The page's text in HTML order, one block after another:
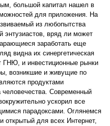
большой капитал нашел в
для приложения. На
из любопытства
энтузиастов, вряд ли может
заработать еще
видна их синергетическая
ГНЮ, и инвестиционные рынки
возникшие и живущие по
продуктами
человечества. Современный
ускорил все
парадоксами. Оглянемся
открытый для всех Интернет,